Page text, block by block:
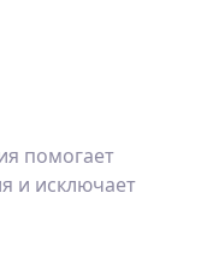
помогает
и исключает